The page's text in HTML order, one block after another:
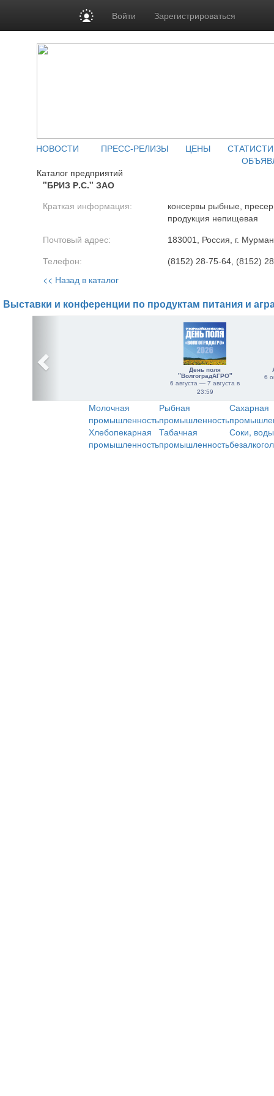
Войти Зарегистрироваться
НОВОСТИ ПРЕСС-РЕЛИЗЫ ЦЕНЫ
Каталог предприятий
"БРИЗ Р.С." ЗАО
Краткая информация:
консервы рыбные,
продукция непищевая
Почтовый адрес: 183001, Россия, г.
Телефон: (8152) 28-75-64, (8152)
<< Назад в каталог
Выставки и конференции по продуктам питания и
День поля
"ВолгоградАГРО"
6 августа — 7 августа в
23:59
6
Молочная
промышленность
Рыбная
промышленность
Сахарная
Хлебопекарная
промышленность
Табачная
промышленность
Соки,